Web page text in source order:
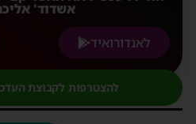
אשדוד' אליכם
לאנדורואיד
להצטרפות לקבוצת